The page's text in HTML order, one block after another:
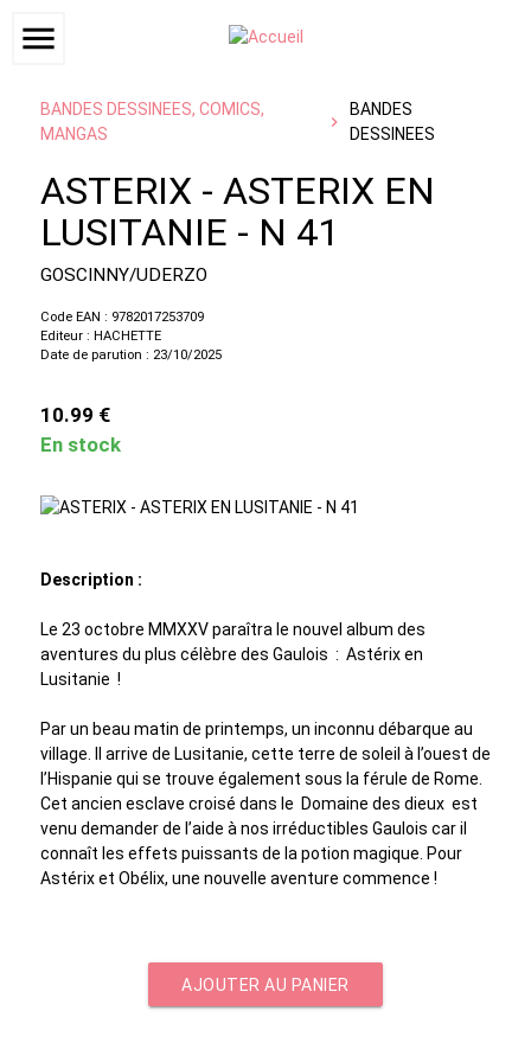
menu
BANDES DESSINEES, COMICS,
MANGAS
BANDES
DESSINEES
ASTERIX - ASTERIX EN
LUSITANIE - N 41
GOSCINNY/UDERZO
Code EAN : 9782017253709
Editeur : HACHETTE
Date de parution : 23/10/2025
10.99 €
En stock
Description :
Le 23 octobre MMXXV paraîtra le nouvel album des
aventures du plus célèbre des Gaulois : Astérix en
Lusitanie !
Par un beau matin de printemps, un inconnu débarque au
village. Il arrive de Lusitanie, cette terre de soleil à l’ouest de
l’Hispanie qui se trouve également sous la férule de Rome.
Cet ancien esclave croisé dans le Domaine des dieux est
venu demander de l’aide à nos irréductibles Gaulois car il
connaît les effets puissants de la potion magique. Pour
Astérix et Obélix, une nouvelle aventure commence !
AJOUTER AU PANIER